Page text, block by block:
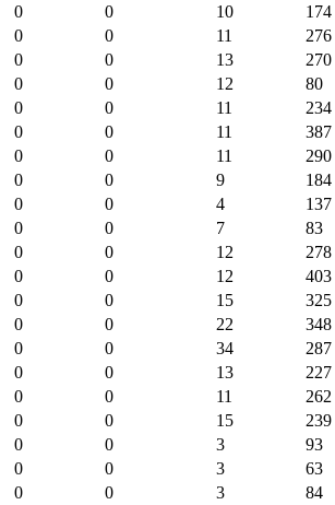
0 0 10
174
0 0 11
276
0 0 13
270
0 0 12
80
0 0 11
234
0 0 11
387
0 0 11
290
0 0 9
184
0 0 4
137
0 0 7
83
0 0 12
278
0 0 12
403
0 0 15
325
0 0 22
348
0 0 34
287
0 0 13
227
0 0 11
262
0 0 15
239
0 0 3
93
0 0 3
63
0 0 3
84